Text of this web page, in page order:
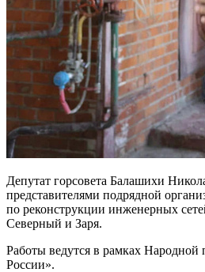
Депутат горсовета Балашихи
представителями подрядной
по реконструкции инженерных
Северный и Заря.
Работы ведутся в рамках
России».